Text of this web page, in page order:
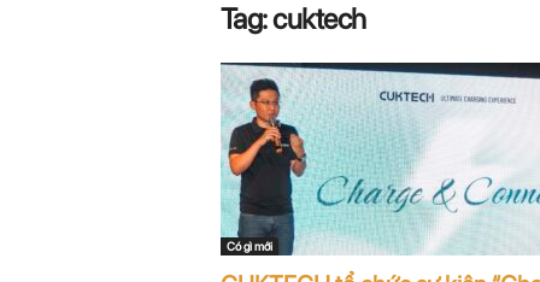
S
i
g
Tag: cuktech
Có gì mới